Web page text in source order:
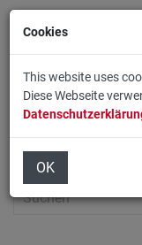
Home
Cookies
This website uses
Diese Webseite
OK